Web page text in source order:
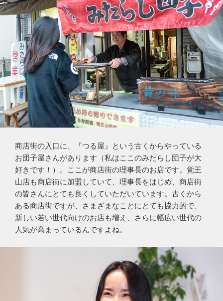
商店街の入口に、『つる屋』という古くからやっている
お団子屋さんがあります（私はここのみたらし団子が大
好きです！）。ここが商店街の理事長のお店です。覚王
山店も商店街に加盟していて、理事長をはじめ、商店街
の皆さんにとても良くしていただいています。古くから
ある商店街ですが、さまざまなことにとても協力的で、
新しい若い世代向けのお店も増え、さらに幅広い世代の
人気が高まっているんですよね。